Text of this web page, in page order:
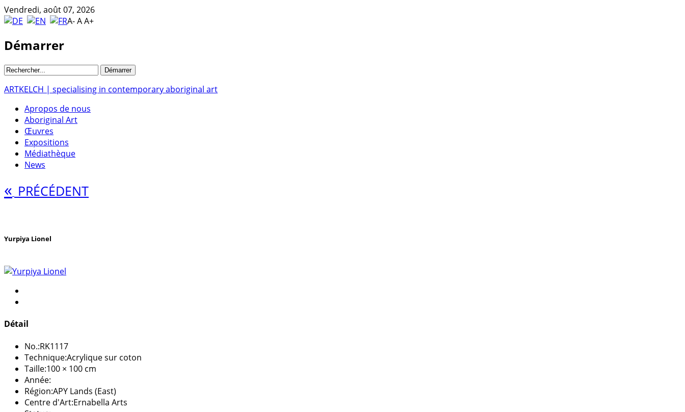
Vendredi, août 07, 2026
A-AA+
Démarrer
ARTKELCH | specialising in contemporary aboriginal art
Apropos de nous
Aboriginal Art
Œuvres
Expositions
Médiathèque
News
« PRÉCÉDENT
Yurpiya Lionel
Détail
No.:RK1117
Technique:Acrylique sur coton
Taille:100 × 100 cm
Année:
Région:APY Lands (East)
Centre d'Art:Ernabella Arts